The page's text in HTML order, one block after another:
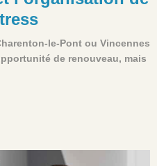
le-Pont ou Vincennes
de renouveau, mais